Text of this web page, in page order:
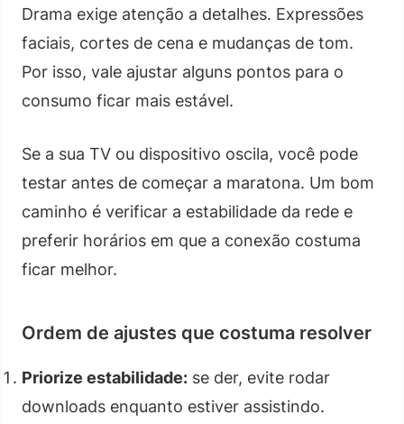
Drama exige atenção a detalhes. Expressões
faciais, cortes de cena e mudanças de tom.
Por isso, vale ajustar alguns pontos para o
consumo ficar mais estável.
Se a sua TV ou dispositivo oscila, você pode
testar antes de começar a maratona. Um bom
caminho é verificar a estabilidade da rede e
preferir horários em que a conexão costuma
ficar melhor.
Ordem de ajustes que costuma resolver
Priorize estabilidade: se der, evite rodar
downloads enquanto estiver assistindo.